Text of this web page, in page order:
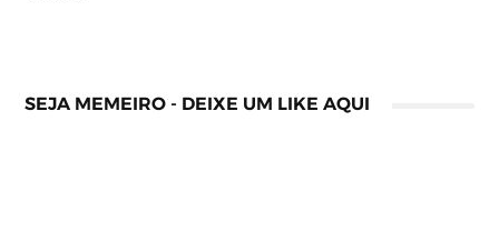
SEJA MEMEIRO - DEIXE UM LIKE AQUI